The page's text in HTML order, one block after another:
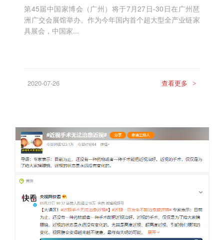
第45届中国家博会（广州）将于7月27日-30日在广州琶
洲广交会展馆举办。作为今年国内首个超大型全产业链家
具展会，中国家...
2020-07-26 查看更多 >